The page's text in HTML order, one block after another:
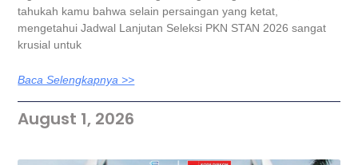
tahukah kamu bahwa selain persaingan yang ketat,
mengetahui Jadwal Lanjutan Seleksi PKN STAN 2026 sangat
krusial untuk
Baca Selengkapnya >>
August 1, 2026